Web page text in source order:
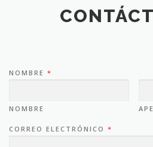
NOMBRE *
NOMBRE
CORREO ELECTRÓNICO *